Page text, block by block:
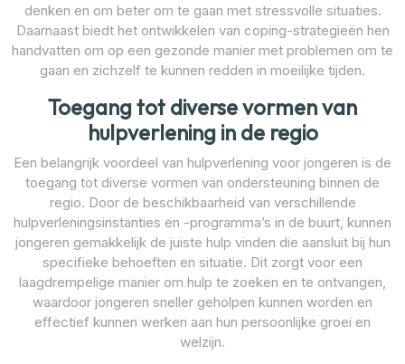
denken en om beter om te gaan met stressvolle situaties.
Daarnaast biedt het ontwikkelen van coping-strategieën hen
handvatten om op een gezonde manier met problemen om te
gaan en zichzelf te kunnen redden in moeilijke tijden.
Toegang tot diverse vormen van
hulpverlening in de regio
Een belangrijk voordeel van hulpverlening voor jongeren is de
toegang tot diverse vormen van ondersteuning binnen de
regio. Door de beschikbaarheid van verschillende
hulpverleningsinstanties en -programma’s in de buurt, kunnen
jongeren gemakkelijk de juiste hulp vinden die aansluit bij hun
specifieke behoeften en situatie. Dit zorgt voor een
laagdrempelige manier om hulp te zoeken en te ontvangen,
waardoor jongeren sneller geholpen kunnen worden en
effectief kunnen werken aan hun persoonlijke groei en
welzijn.